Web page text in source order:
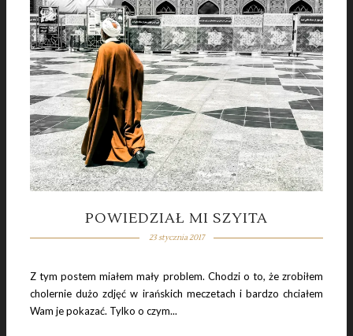
POWIEDZIAŁ MI SZYITA
23 stycznia 2017
Z tym postem miałem mały problem. Chodzi o to, że zrobiłem
cholernie dużo zdjęć w irańskich meczetach i bardzo chciałem
Wam je pokazać. Tylko o czym...